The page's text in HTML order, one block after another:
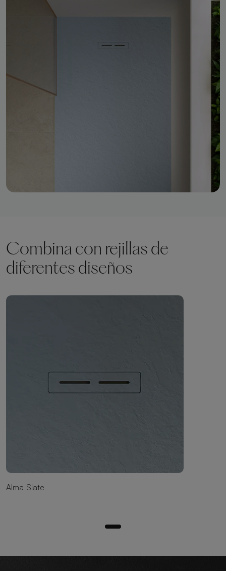
Combina con rejillas de
diferentes diseños
Alma Slate